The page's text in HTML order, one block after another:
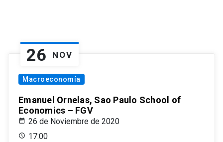
26 NOV
Macroeconomía
Emanuel Ornelas, Sao Paulo School of
Economics – FGV
26 de Noviembre de 2020
17:00